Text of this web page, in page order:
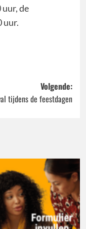
de
uur.
Volgende:
tijdens de feestdagen